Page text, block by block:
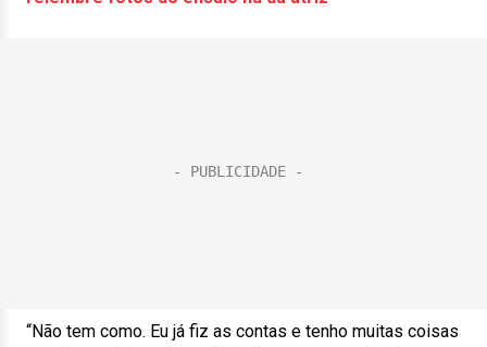
“Não tem como. Eu já fiz as contas e tenho muitas coisas